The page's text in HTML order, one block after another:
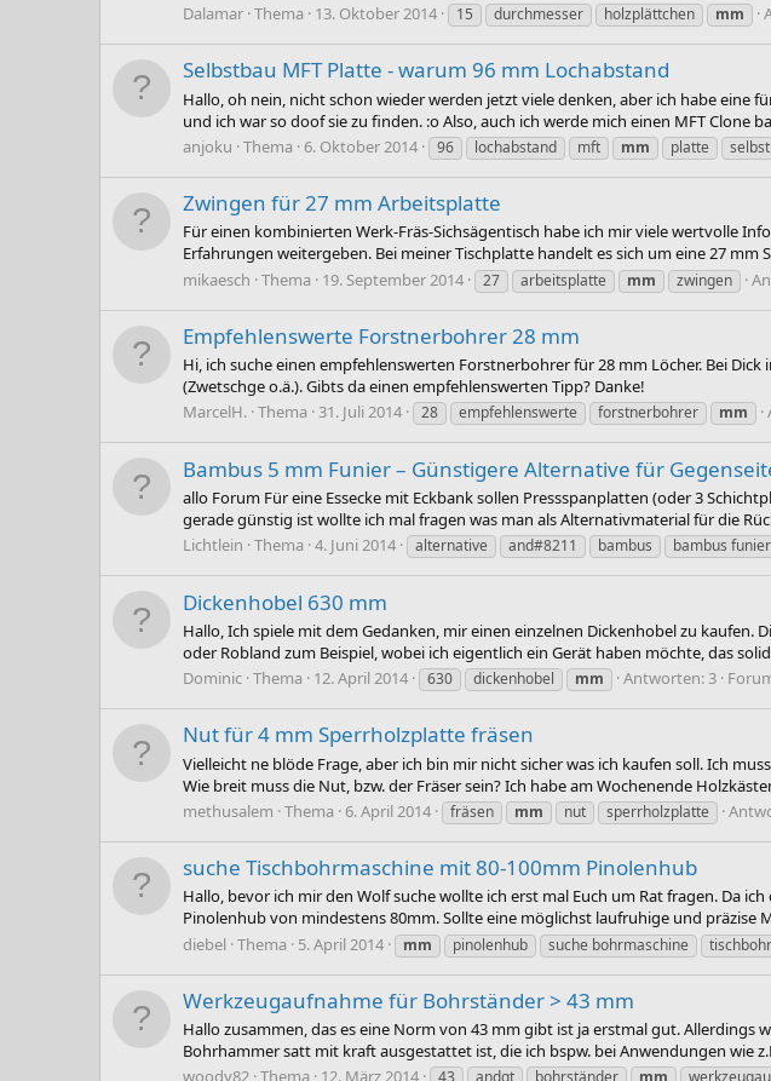
Dalamar Thema 13. Oktober 2014 15 durchmesser holzplättchen mm
Selbstbau MFT Platte - warum 96 mm Lochabstand
Hallo, oh nein, nicht schon wieder werden jetzt viele denken, aber ich habe eine
und ich war so doof sie zu finden. :o Also, auch ich werde mich einen MFT Clone
anjoku Thema 6. Oktober 2014 96 lochabstand mft mm platte
Zwingen für 27 mm Arbeitsplatte
Für einen kombinierten Werk-Fräs-Sichsägentisch habe ich mir viele wertvolle
Erfahrungen weitergeben. Bei meiner Tischplatte handelt es sich um eine 27 mm
mikaesch Thema 19. September 2014 27 arbeitsplatte mm zwingen
Empfehlenswerte Forstnerbohrer 28 mm
Hi, ich suche einen empfehlenswerten Forstnerbohrer für 28 mm Löcher. Bei
(Zwetschge o.ä.). Gibts da einen empfehlenswerten Tipp? Danke!
MarcelH. Thema 31. Juli 2014 28 empfehlenswerte forstnerbohrer mm
Bambus 5 mm Funier – Günstigere Alternative für
allo Forum Für eine Essecke mit Eckbank sollen Pressspanplatten (oder 3
gerade günstig ist wollte ich mal fragen was man als Alternativmaterial für die
Lichtlein Thema 4. Juni 2014 alternative and#8211 bambus bambus funier
Dickenhobel 630 mm
Hallo, Ich spiele mit dem Gedanken, mir einen einzelnen Dickenhobel zu
oder Robland zum Beispiel, wobei ich eigentlich ein Gerät haben möchte, das
Dominic Thema 12. April 2014 630 dickenhobel mm Antworten: 3
Nut für 4 mm Sperrholzplatte fräsen
Vielleicht ne blöde Frage, aber ich bin mir nicht sicher was ich kaufen soll. Ich
Wie breit muss die Nut, bzw. der Fräser sein? Ich habe am Wochenende
methusalem Thema 6. April 2014 fräsen mm nut sperrholzplatte
suche Tischbohrmaschine mit 80-100mm Pinolenhub
Hallo, bevor ich mir den Wolf suche wollte ich erst mal Euch um Rat fragen. Da
Pinolenhub von mindestens 80mm. Sollte eine möglichst laufruhige und präzise
diebel Thema 5. April 2014 mm pinolenhub suche bohrmaschine
Werkzeugaufnahme für Bohrständer > 43 mm
Hallo zusammen, das es eine Norm von 43 mm gibt ist ja erstmal gut. Allerdings
Bohrhammer satt mit kraft ausgestattet ist, die ich bspw. bei Anwendungen wie